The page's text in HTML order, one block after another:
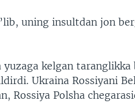
uning insultdan jon
kelgan taranglikka
Ukraina Rossiyani
Rossiya Polsha